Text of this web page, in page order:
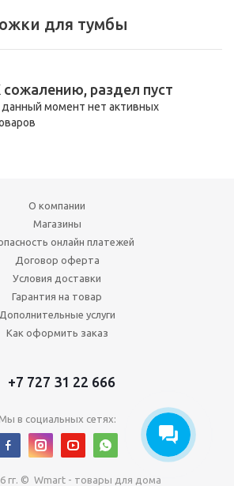
для тумбы
сожалению, раздел пуст
момент нет активных
О компании
Магазины
онлайн платежей
Договор оферта
Условия доставки
Гарантия на товар
Дополнительные услуги
Как оформить заказ
+7 727 31 22 666
в социальных сетях:
гг. © Wmart - товары для дома